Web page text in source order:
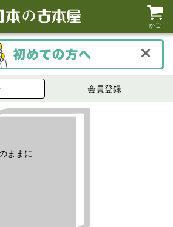
かご
会員登録
ままに